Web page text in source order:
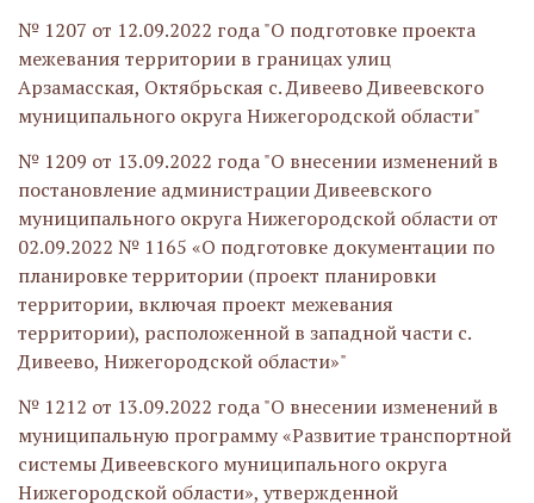
№ 1207 от 12.09.2022 года "О подготовке проекта
межевания территории в границах улиц
Арзамасская, Октябрьская с. Дивеево Дивеевского
муниципального округа Нижегородской области"
№ 1209 от 13.09.2022 года "О внесении изменений в
постановление администрации Дивеевского
муниципального округа Нижегородской области от
02.09.2022 № 1165 «О подготовке документации по
планировке территории (проект планировки
территории, включая проект межевания
территории), расположенной в западной части с.
Дивеево, Нижегородской области»"
№ 1212 от 13.09.2022 года "О внесении изменений в
муниципальную программу «Развитие транспортной
системы Дивеевского муниципального округа
Нижегородской области», утвержденной